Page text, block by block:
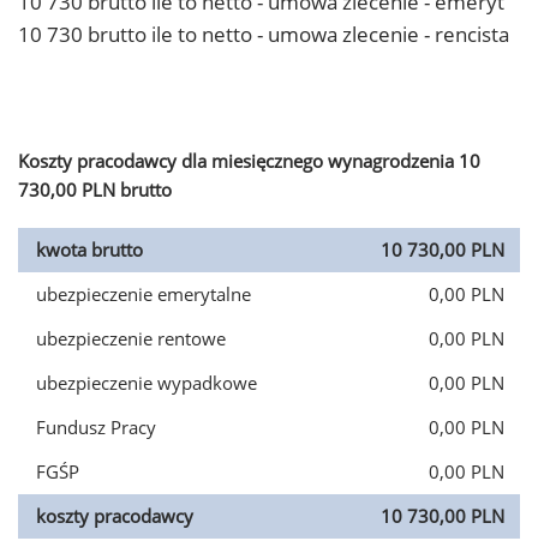
10 730 brutto ile to netto - umowa zlecenie - rencista
Koszty pracodawcy dla miesięcznego wynagrodzenia 10
730,00 PLN brutto
kwota brutto
10 730,00 PLN
ubezpieczenie emerytalne
0,00 PLN
ubezpieczenie rentowe
0,00 PLN
ubezpieczenie wypadkowe
0,00 PLN
Fundusz Pracy
0,00 PLN
FGŚP
0,00 PLN
koszty pracodawcy
10 730,00 PLN